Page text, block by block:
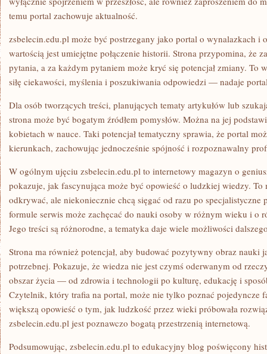
temu portal zachowuje aktualność.
zsbelecin.edu.pl może być postrzegany jako portal o wynalazkach i
wartością jest umiejętne połączenie historii. Strona przypomina, że
pytania, a za każdym pytaniem może kryć się potencjał zmiany. To
siłę ciekawości, myślenia i poszukiwania odpowiedzi — nadaje
Dla osób tworzących treści, planujących tematy artykułów lub
strona może być bogatym źródłem pomysłów. Można na jej
kobietach w nauce. Taki potencjał tematyczny sprawia, że portal
kierunkach, zachowując jednocześnie spójność i rozpoznawalny
W ogólnym ujęciu zsbelecin.edu.pl to internetowy magazyn o
pokazuje, jak fascynująca może być opowieść o ludzkiej wiedzy.
odkrywać, ale niekoniecznie chcą sięgać od razu po
formule serwis może zachęcać do nauki osoby w różnym wieku i o
Jego treści są różnorodne, a tematyka daje wiele możliwości
Strona ma również potencjał, aby budować pozytywny obraz
potrzebnej. Pokazuje, że wiedza nie jest czymś oderwanym od
obszar życia — od zdrowia i technologii po kulturę, edukację i
Czytelnik, który trafia na portal, może nie tylko poznać pojedyncze
większą opowieść o tym, jak ludzkość przez wieki próbowała
zsbelecin.edu.pl jest poznawczo bogatą przestrzenią internetową.
Podsumowując, zsbelecin.edu.pl to edukacyjny blog poświęcony